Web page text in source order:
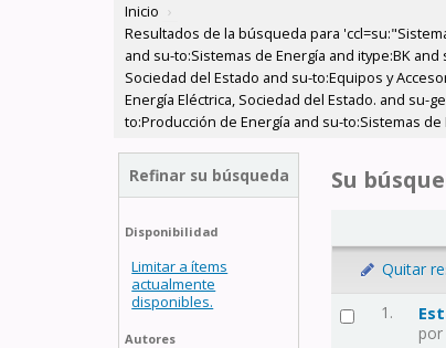
Inicio ›
Resultados de la búsqueda para
and su-to:Sistemas de Energía and itype:BK
Sociedad del Estado and su-to:Equipos y
Energía Eléctrica, Sociedad del Estado. and su-
to:Producción de Energía and su-to:Sistemas de
Refinar su búsqueda
Disponibilidad
Limitar a ítems
actualmente
disponibles.
Autores
Su
Quitar
1.